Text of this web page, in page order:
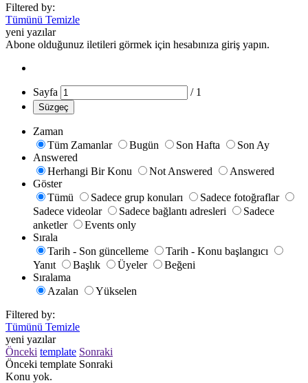
Filtered by:
Tümünü Temizle
yeni yazılar
Abone olduğunuz iletileri görmek için hesabınıza giriş yapın.
Sayfa / 1
Süzgeç
Zaman
Tüm Zamanlar
Bugün Son Hafta
Son Ay
Answered
Herhangi Bir Konu
Not Answered
Answered
Göster
Tümü
Sadece grup konuları
Sadece fotoğraflar
Sadece videolar
Sadece bağlantı adresleri
Sadece
anketler
Events only
Sırala
Tarih - Son güncelleme
Tarih - Konu başlangıcı
Yanıt
Başlık Üyeler
Beğeni
Sıralama
Azalan
Yükselen
Filtered by:
Tümünü Temizle
yeni yazılar
Önceki template Sonraki
Önceki template Sonraki
Konu yok.